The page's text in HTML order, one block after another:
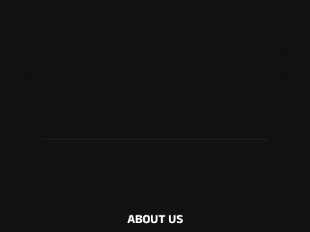
ABOUT US